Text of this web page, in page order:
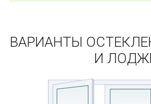
ВАРИАНТЫ
И